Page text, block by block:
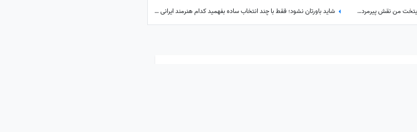
علیرضا خمسه بازیگر سریال پایتخت: در سریال پایتخت من نقش پیرمردی را داشتم که هیچ دیالوگی نداشت! پنجعلی از طریق نگاهش با مردم حرف می زد
شاید باورتان نشود؛ فقط با چند انتخاب ساده بفهمید کدام هنرمند ایرانی همزاد شخصیتی شماست! از شوخ‌طبعی نعیمه نظام‌دوست تا احساسات عمیق شهاب حسینی؛ شما شبیه کدام‌یک هستید؟